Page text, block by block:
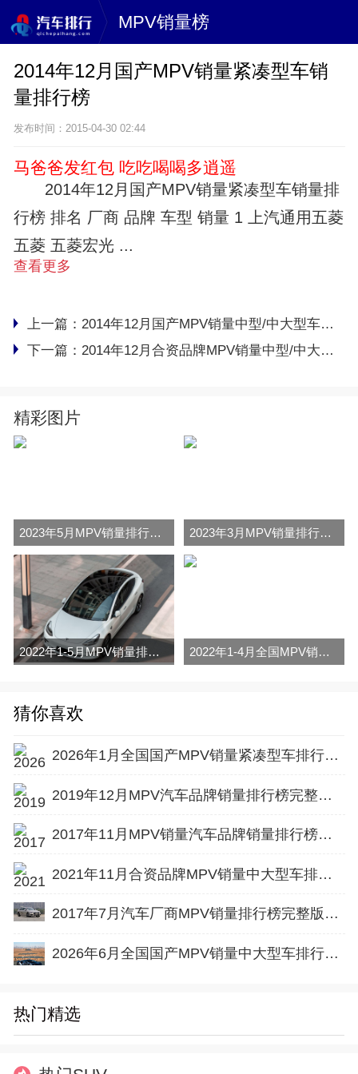
MPV销量榜
2014年12月国产MPV销量紧凑型车销
量排行榜
发布时间：2015-04-30 02:44
马爸爸发红包 吃吃喝喝多逍遥
2014年12月国产MPV销量紧凑型车销量排
行榜 排名 厂商 品牌 车型 销量 1 上汽通用五菱
五菱 五菱宏光 ...
查看更多
上一篇： 2014年12月国产MPV销量中型/中大型车销量排行榜
下一篇： 2014年12月合资品牌MPV销量中型/中大型级车销量排行榜
精彩图片
2023年5月MPV销量排行榜完整版名单 2023年3月MPV销量排行榜完整版名单
2022年1-5月MPV销量排行榜 2022年1-4月全国MPV销量排行榜完整版
猜你喜欢
2026年1月全国国产MPV销量紧凑型车排行榜完整版(零售量
2019年12月MPV汽车品牌销量排行榜完整版名单
2017年11月MPV销量汽车品牌销量排行榜完整版名单
2021年11月合资品牌MPV销量中大型车排行榜完整版名单
2017年7月汽车厂商MPV销量排行榜完整版名单
2026年6月全国国产MPV销量中大型车排行榜完整版(出口量
热门精选